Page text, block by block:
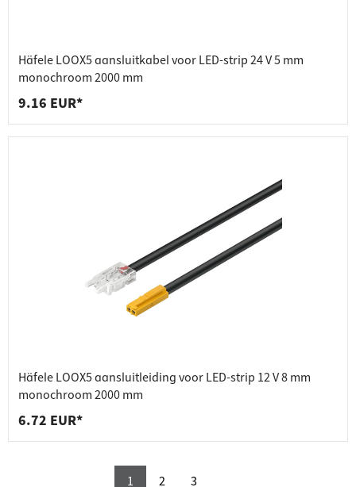
Häfele LOOX5 aansluitkabel voor LED-strip 24 V 5 mm
monochroom 2000 mm
9.16 EUR*
Häfele LOOX5 aansluitleiding voor LED-strip 12 V 8 mm
monochroom 2000 mm
6.72 EUR*
1 2 3